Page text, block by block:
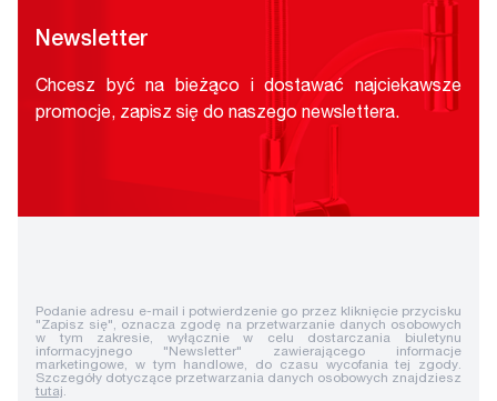
Newsletter
Chcesz być na bieżąco i dostawać najciekawsze
promocje, zapisz się do naszego newslettera.
Podanie adresu e-mail i potwierdzenie go przez kliknięcie przycisku
"Zapisz się", oznacza zgodę na przetwarzanie danych osobowych
w tym zakresie, wyłącznie w celu dostarczania biuletynu
informacyjnego "Newsletter" zawierającego informacje
marketingowe, w tym handlowe, do czasu wycofania tej zgody.
Szczegóły dotyczące przetwarzania danych osobowych znajdziesz
tutaj.